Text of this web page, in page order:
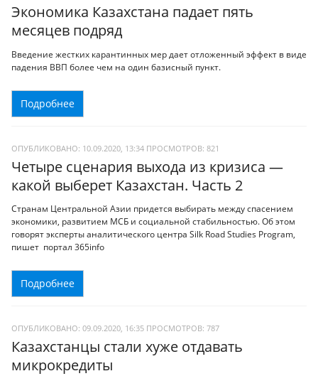
Экономика Казахстана падает пять
месяцев подряд
Введение жестких карантинных мер дает отложенный эффект в виде
падения ВВП более чем на один базисный пункт.
Подробнее
ОПУБЛИКОВАНО: 10.09.2020, 13:34 ПРОСМОТРОВ: 821
Четыре сценария выхода из кризиса —
какой выберет Казахстан. Часть 2
Странам Центральной Азии придется выбирать между спасением
экономики, развитием МСБ и социальной стабильностью. Об этом
говорят эксперты аналитического центра Silk Road Studies Program,
пишет портал 365info
Подробнее
ОПУБЛИКОВАНО: 09.09.2020, 16:35 ПРОСМОТРОВ: 787
Казахстанцы стали хуже отдавать
микрокредиты